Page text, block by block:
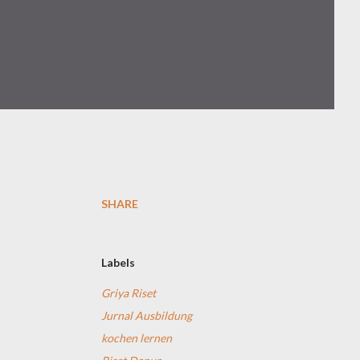
SHARE
Labels
Griya Riset
Jurnal Ausbildung
kochen lernen